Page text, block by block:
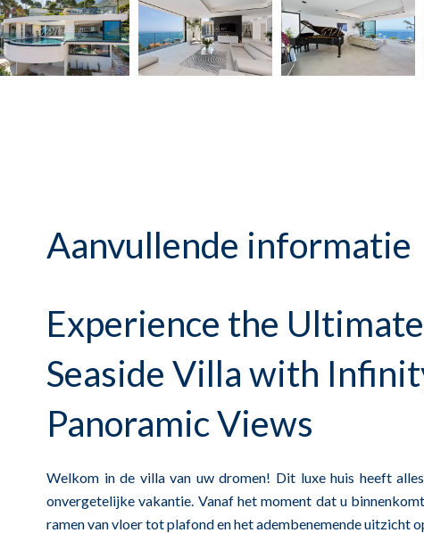
Aanvullende informatie
Experience the
Seaside Villa with
Panoramic Views
Welkom in de villa van uw dromen! Dit luxe huis heeft
onvergetelijke vakantie. Vanaf het moment dat u
ramen van vloer tot plafond en het adembenemende uitzicht